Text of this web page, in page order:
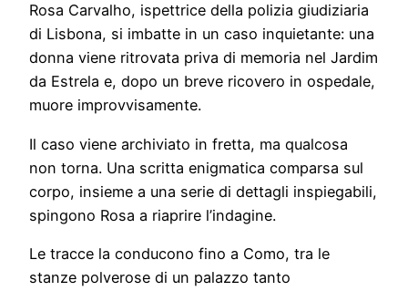
Rosa Carvalho, ispettrice della polizia giudiziaria
di Lisbona, si imbatte in un caso inquietante: una
donna viene ritrovata priva di memoria nel Jardim
da Estrela e, dopo un breve ricovero in ospedale,
muore improvvisamente.
Il caso viene archiviato in fretta, ma qualcosa
non torna. Una scritta enigmatica comparsa sul
corpo, insieme a una serie di dettagli inspiegabili,
spingono Rosa a riaprire l’indagine.
Le tracce la conducono fino a Como, tra le
stanze polverose di un palazzo tanto